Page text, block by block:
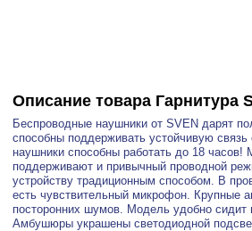
Описание товара Гарнитура
Беспроводные наушники от SVEN дарят
способны поддерживать устойчивую
наушники способны работать до 18
поддерживают и привычный проводной
устройству традиционным способом. В
есть чувствительный микрофон.
посторонних шумов. Модель удобно сидит
Амбушюры украшены светодиодной